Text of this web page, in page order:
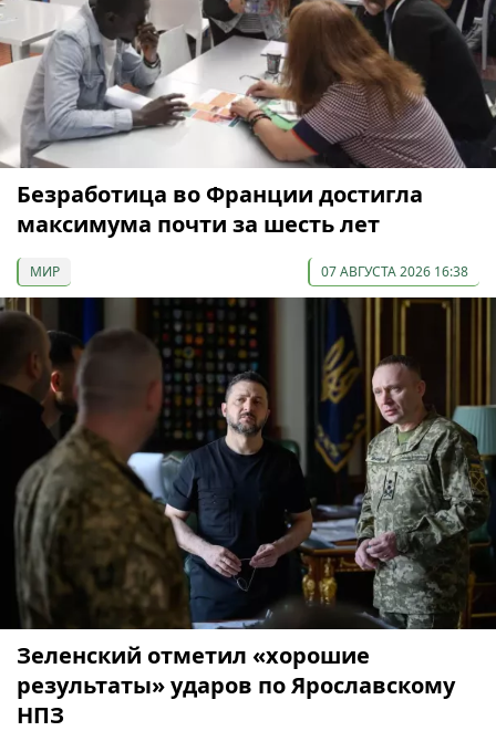
Безработица во Франции достигла
максимума почти за шесть лет
МИР 07 АВГУСТА 2026 16:38
Зеленский отметил «хорошие
результаты» ударов по Ярославскому
НПЗ